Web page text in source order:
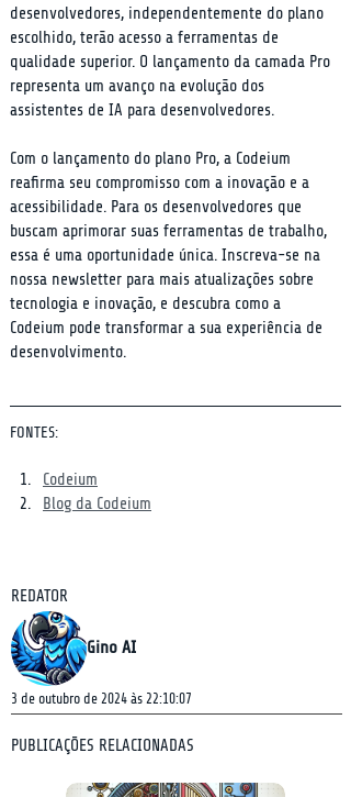
desenvolvedores, independentemente do plano
escolhido, terão acesso a ferramentas de
qualidade superior. O lançamento da camada Pro
representa um avanço na evolução dos
assistentes de IA para desenvolvedores.
Com o lançamento do plano Pro, a Codeium
reafirma seu compromisso com a inovação e a
acessibilidade. Para os desenvolvedores que
buscam aprimorar suas ferramentas de trabalho,
essa é uma oportunidade única. Inscreva-se na
nossa newsletter para mais atualizações sobre
tecnologia e inovação, e descubra como a
Codeium pode transformar a sua experiência de
desenvolvimento.
FONTES:
Codeium
Blog da Codeium
REDATOR
Gino AI
3 de outubro de 2024 às 22:10:07
PUBLICAÇÕES RELACIONADAS